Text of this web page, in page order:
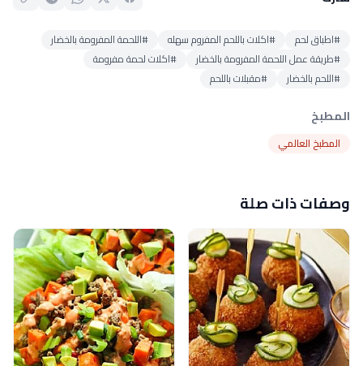
#اطباق لحم #اكلات باللحم المفروم سهله
#اللحمة المفرومة بالخضار
#طريقة عمل اللحمة المفرومة بالخضار
#اكلات لحمة مفرومة
#اللحم بالخضار
#مقبلات باللحم
المطبخ
المطبخ العالمي
وصفات ذات صلة